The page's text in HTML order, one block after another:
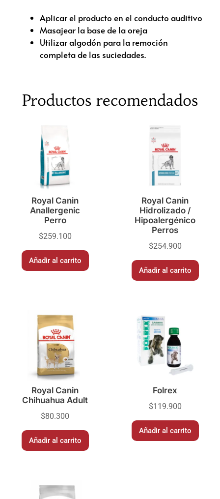
Aplicar el producto en el conducto auditivo
Masajear la base de la oreja
Utilizar algodón para la remoción
completa de las suciedades.
Productos recomendados
Royal Canin
Anallergenic
Perro
$259.100
Añadir al carrito
Royal Canin
Hidrolizado /
Hipoalergénico
Perros
$254.900
Añadir al carrito
Royal Canin
Chihuahua Adult
$80.300
Añadir al carrito
Folrex
$119.900
Añadir al carrito